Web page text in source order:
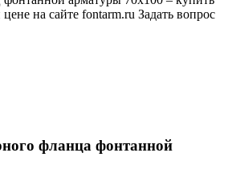
фланца фонтанной